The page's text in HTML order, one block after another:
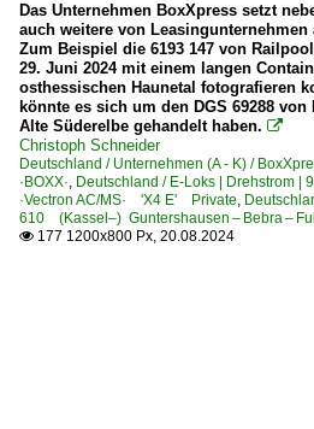
Das Unternehmen BoxXpress setzt
auch weitere von Leasingunternehmen
Zum Beispiel die 6193 147 von
29. Juni 2024 mit einem langen
osthessischen Haunetal fotografieren
könnte es sich um den DGS 69288
Alte Süderelbe gehandelt haben. 
Christoph Schneider
Deutschland / Unternehmen (A - K) /
·BOXX·, Deutschland / E-Loks | Drehstrom
·Vectron AC/MS· 'X4 E' Private,
610 (Kassel–) Guntershausen – Bebra –
 177 1200x800 Px, 20.08.2024